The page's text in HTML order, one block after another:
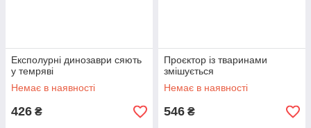
Експолурні динозаври сяють
у темряві
Немає в наявності
426 ₴
Проєктор із тваринами
змішується
Немає в наявності
546 ₴